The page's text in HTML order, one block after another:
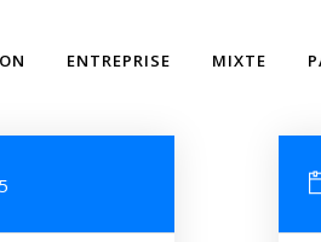
ENTREPRISE MIXTE